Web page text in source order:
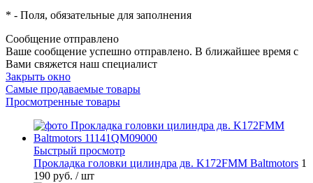
* - Поля, обязательные для заполнения
Сообщение отправлено
Ваше сообщение успешно отправлено. В ближайшее время с
Вами свяжется наш специалист
Закрыть окно
Самые продаваемые товары
Просмотренные товары
Быстрый просмотр
Прокладка головки цилиндра дв. K172FMM Baltmotors 1
190 руб. / шт